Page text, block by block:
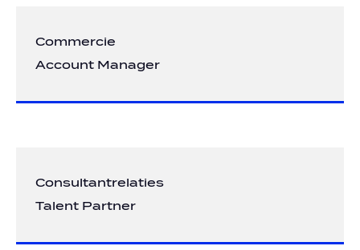
Commercie
Account Manager
Consultantrelaties
Talent Partner